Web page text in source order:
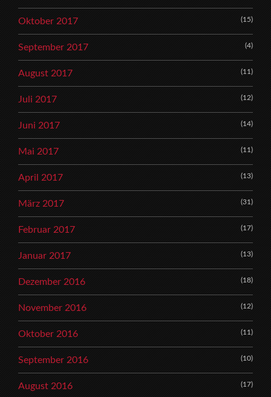
Oktober 2017 (15)
September 2017 (4)
August 2017 (11)
Juli 2017 (12)
Juni 2017 (14)
Mai 2017 (11)
April 2017 (13)
März 2017 (31)
Februar 2017 (17)
Januar 2017 (13)
Dezember 2016 (18)
November 2016 (12)
Oktober 2016 (11)
September 2016 (10)
August 2016 (17)